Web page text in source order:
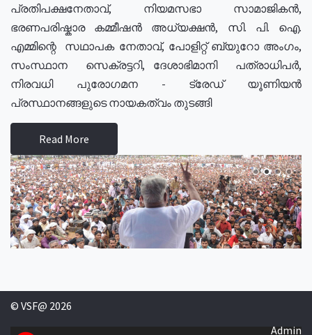
പ്രതിപക്ഷനേതാവ്, നിയമസഭാ സാമാജികൻ,
ഭരണപരിഷ്കാര കമ്മീഷൻ അധ്യക്ഷൻ, സി. പി. ഐ.
എമ്മിന്റെ സഥാപക നേതാവ്, പോളിറ്റ് ബ്യുറോ അംഗം,
സംസ്ഥാന സെക്രട്ടറി, ദേശാഭിമാനി പത്രാധിപർ,
നിരവധി പുരോഗമന - ട്രേഡ് യൂണിയൻ
പ്രസ്ഥാനങ്ങളുടെ നായകത്വം തുടങ്ങി
Read More
© VSF@ 2026
Admin